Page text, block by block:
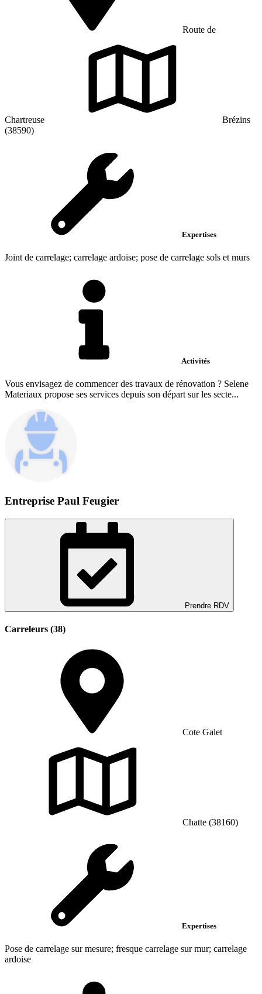
Route de
Chartreuse
Brézins
(38590)
Expertises
Joint de carrelage; carrelage ardoise; pose de carrelage sols et murs
Activités
Vous envisagez de commencer des travaux de rénovation ? Selene
Materiaux propose ses services depuis son départ sur les secte...
Entreprise Paul Feugier
Prendre RDV
Carreleurs (38)
Cote Galet
Chatte (38160)
Expertises
Pose de carrelage sur mesure; fresque carrelage sur mur; carrelage
ardoise